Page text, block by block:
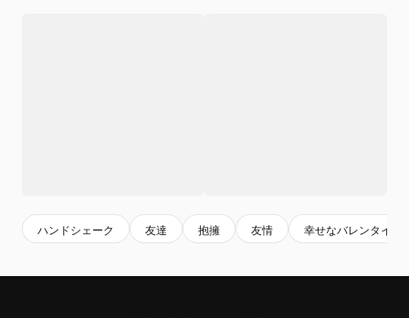
ハンドシェーク 友達 抱擁 友情 幸せなバレンタイン